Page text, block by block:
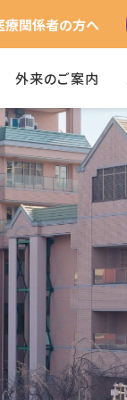
療関係者の方へ
外来のご案内